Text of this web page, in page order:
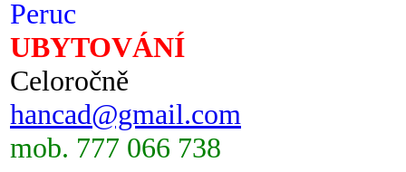
Peruc
UBYTOVÁNÍ
Celoročně
hancad@gmail.com
mob. 777 066 738